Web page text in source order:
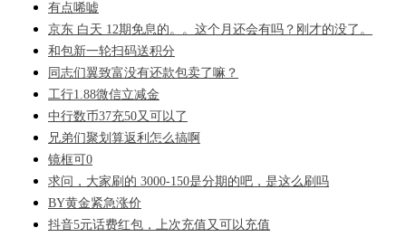
有点唏嘘
京东 白天 12期免息的。。这个月还会有吗？刚才的没了。
和包新一轮扫码送积分
同志们翼致富没有还款包卖了嘛？
工行1.88微信立减金
中行数币37充50又可以了
兄弟们聚划算返利怎么搞啊
镜框可0
求问，大家刷的 3000-150是分期的吧，是这么刷吗
BY黄金紧急涨价
抖音5元话费红包，上次充值又可以充值